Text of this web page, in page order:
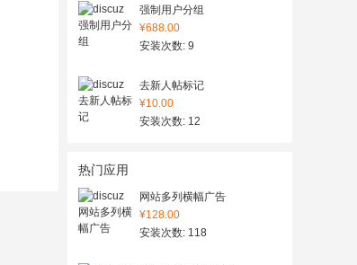
强制用户分组
¥688.00
安装次数: 9
去新人帖标记
¥10.00
安装次数: 12
热门应用
网站多列横幅广告
¥128.00
安装次数: 118